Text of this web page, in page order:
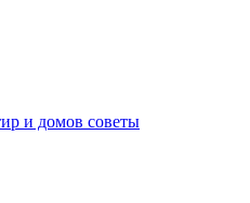
и домов советы